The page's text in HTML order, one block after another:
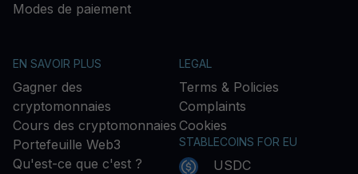
Modes de paiement
EN SAVOIR PLUS
Gagner des
cryptomonnaies
Cours des cryptomonnaies
Portefeuille Web3
Qu'est-ce que c'est ?
LEGAL
Terms & Policies
Complaints
Cookies
STABLECOINS FOR EU
USDC